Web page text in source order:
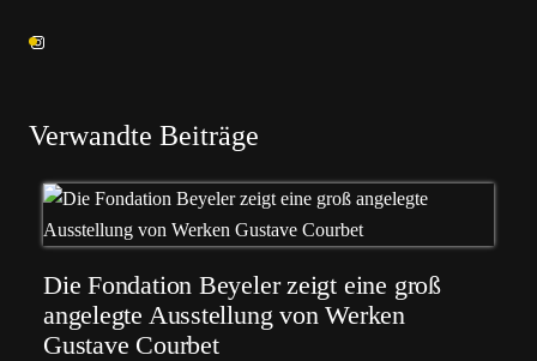
Verwandte Beiträge
Die Fondation Beyeler zeigt eine groß
angelegte Ausstellung von Werken
Gustave Courbet